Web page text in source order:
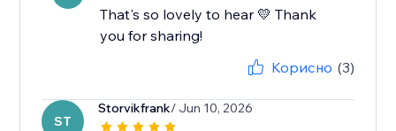
That's so lovely to hear 💛 Thank
you for sharing!
Корисно (3)
ST
Storvikfrank/ Jun 10, 2026